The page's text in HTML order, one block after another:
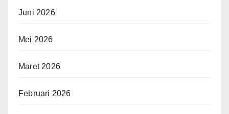
Juni 2026
Mei 2026
Maret 2026
Februari 2026